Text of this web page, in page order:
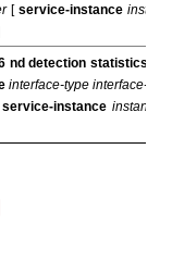
[service-instance inst
nd detection statistics
interface-type interface-
service-instance instan